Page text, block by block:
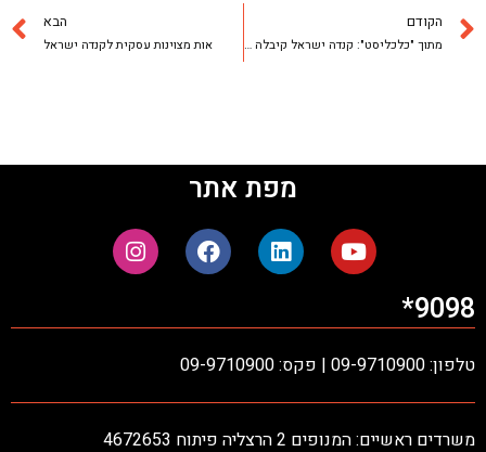
הקודם
מתוך "כלכליסט": קנדה ישראל קיבלה הצעה למחיר יעד של 5.2 שקלים למניה
הבא
אות מצוינות עסקית לקנדה ישראל
מפת אתר
9098*
טלפון: 09-9710900 | פקס: 09-9710900
משרדים ראשיים: המנופים 2 הרצליה פיתוח 4672653